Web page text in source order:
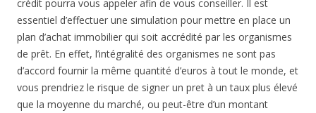
crédit pourra vous appeler afin de vous conseiller. Il est
essentiel d’effectuer une simulation pour mettre en place un
plan d’achat immobilier qui soit accrédité par les organismes
de prêt. En effet, l’intégralité des organismes ne sont pas
d’accord fournir la même quantité d’euros à tout le monde, et
vous prendriez le risque de signer un pret à un taux plus élevé
que la moyenne du marché, ou peut-être d’un montant